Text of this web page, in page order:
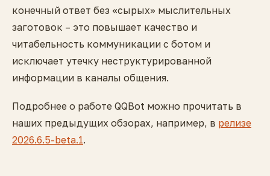
конечный ответ без «сырых» мыслительных
заготовок – это повышает качество и
читабельность коммуникации с ботом и
исключает утечку неструктурированной
информации в каналы общения.
Подробнее о работе QQBot можно прочитать в
наших предыдущих обзорах, например, в релизе
2026.6.5-beta.1.